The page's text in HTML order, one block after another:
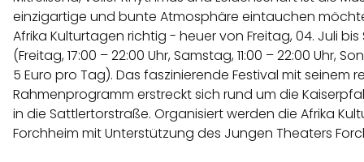
einzigartige und bunte Atmosphäre eintauchen
Afrika Kulturtagen richtig - heuer von Freitag, 04. Juli
(Freitag, 17:00 – 22:00 Uhr, Samstag, 11:00 – 22:00 Uhr,
5 Euro pro Tag). Das faszinierende Festival mit seinem
Rahmenprogramm erstreckt sich rund um die
in die Sattlertorstraße. Organisiert werden die Afrika
Forchheim mit Unterstützung des Jungen Theaters